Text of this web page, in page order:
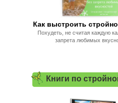
Как выстроить
Похудеть, не считая каждую
запрета любимых
Книги по